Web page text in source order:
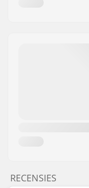
RECENSIES